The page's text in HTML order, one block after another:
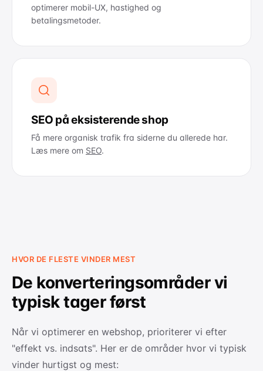
optimerer mobil-UX, hastighed og
betalingsmetoder.
SEO på eksisterende shop
Få mere organisk trafik fra siderne du allerede har.
Læs mere om SEO.
HVOR DE FLESTE VINDER MEST
De konverteringsområder vi
typisk tager først
Når vi optimerer en webshop, prioriterer vi efter
"effekt vs. indsats". Her er de områder hvor vi typisk
vinder hurtigst og mest: